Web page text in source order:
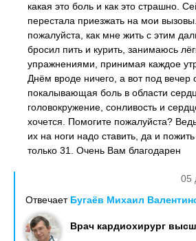
какая это боль и как это страшно.
перестала приезжать на мои
пожалуйста, как мне жить с этим
бросил пить и курить, занимаюсь
упражнениями, принимая каждое
Днём вроде ничего, а вот под вечер
покалывающая боль в области
головокружение, сонливость и
хочется. Помогите пожалуйста?
их на ноги надо ставить, да и
только 31. Очень Вам благодарен
05
Отвечает Бугаёв Михаил
Врач кардиохирург